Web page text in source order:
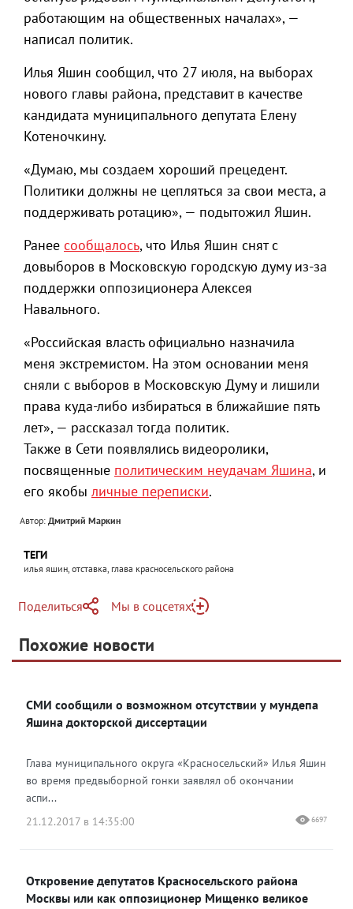
работающим на общественных началах», —
написал политик.
Илья Яшин сообщил, что 27 июля, на выборах
нового главы района, представит в качестве
кандидата муниципального депутата Елену
Котеночкину.
«Думаю, мы создаем хороший прецедент.
Политики должны не цепляться за свои места, а
поддерживать ротацию», — подытожил Яшин.
Ранее сообщалось, что Илья Яшин снят с
довыборов в Московскую городскую думу из-за
поддержки оппозиционера Алексея
Навального.
«Российская власть официально назначила
меня экстремистом. На этом основании меня
сняли с выборов в Московскую Думу и лишили
права куда-либо избираться в ближайшие пять
лет», — рассказал тогда политик.
Также в Сети появлялись видеоролики,
посвященные политическим неудачам Яшина, и
его якобы личные переписки.
Автор: Дмитрий Маркин
ТЕГИ
илья яшин, отставка, глава красносельского района
Поделиться
Telegram
Одноклассники
Мы в соцсетях
Яндекс Дзен
Похожие новости
СМИ сообщили о возможном отсутствии у мундепа
Яшина докторской диссертации
Глава муниципального округа «Красносельский» Илья Яшин
во время предвыборной гонки заявлял об окончании
аспи...
21.12.2017 в 14:35:00
6697
Откровение депутатов Красносельского района
Москвы или как оппозиционер Мищенко великое